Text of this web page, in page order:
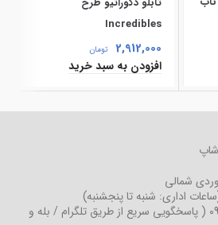
Incredibles
2,912,000 تومان
افزودن به سبد خرید
شمالی
اداری: شنبه تا پنجشنبه)
( پاسخگویی سریع از طریق تلگرام / بله و